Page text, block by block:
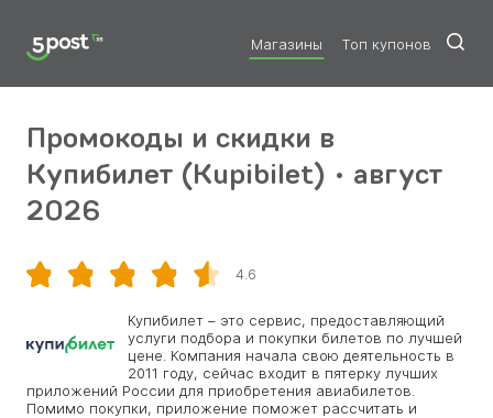
Магазины Топ купонов
Промокоды и скидки в
Купибилет (Kupibilet) • август
2026
4.6
Купибилет – это сервис, предоставляющий
услуги подбора и покупки билетов по лучшей
цене. Компания начала свою деятельность в
2011 году, сейчас входит в пятерку лучших
приложений России для приобретения авиабилетов.
Помимо покупки, приложение поможет рассчитать и